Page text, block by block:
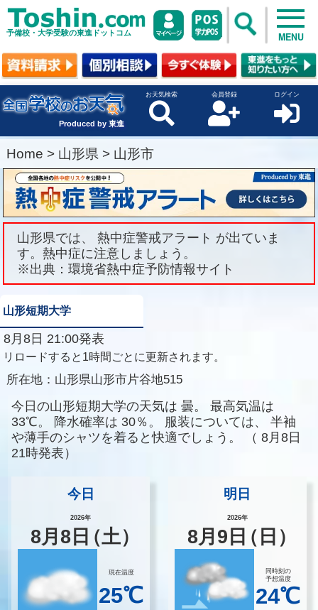
予備校・大学受験の東進ドットコム MENU
Produced by 東進
お天気検索 会員登録 ログイン
Home > 山形県 > 山形市
山形県では、 熱中症警戒アラート が出ていま
す。熱中症に注意しましょう。
※出典：環境省熱中症予防情報サイト
山形短期大学
8月8日 21:00発表
リロードすると1時間ごとに更新されます。
所在地： 山形県山形市片谷地515
今日の山形短期大学の天気は 曇。
最高気温は
33℃。
降水確率は 30％。 服装については、
半袖
や薄手のシャツを着ると快適でしょう。
（ 8月8日
21時発表）
今日
2026年
8月8 日（土）
現在温度
25℃
明日
2026年
8月 9 日（日）
同時刻の
予想温度
24℃